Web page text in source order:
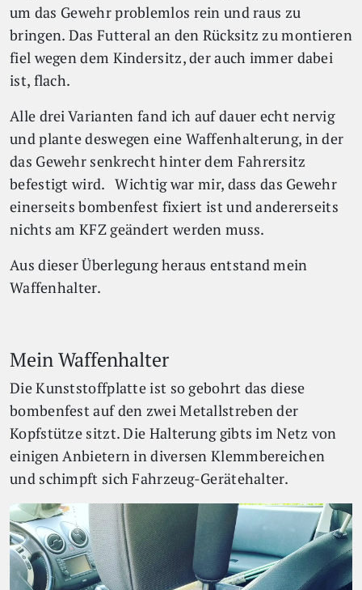
um das Gewehr problemlos rein und raus zu
bringen. Das Futteral an den Rücksitz zu montieren
fiel wegen dem Kindersitz, der auch immer dabei
ist, flach.
Alle drei Varianten fand ich auf dauer echt nervig
und plante deswegen eine Waffenhalterung, in der
das Gewehr senkrecht hinter dem Fahrersitz
befestigt wird. Wichtig war mir, dass das Gewehr
einerseits bombenfest fixiert ist und andererseits
nichts am KFZ geändert werden muss.
Aus dieser Überlegung heraus entstand mein
Waffenhalter.
Mein Waffenhalter
Die Kunststoffplatte ist so gebohrt das diese
bombenfest auf den zwei Metallstreben der
Kopfstütze sitzt. Die Halterung gibts im Netz von
einigen Anbietern in diversen Klemmbereichen
und schimpft sich Fahrzeug-Gerätehalter.